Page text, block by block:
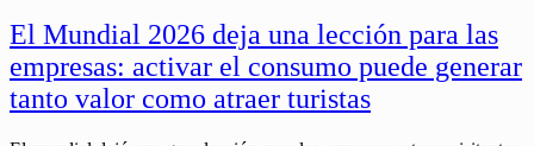
El Mundial 2026 deja una lección para las
empresas: activar el consumo puede generar
tanto valor como atraer turistas